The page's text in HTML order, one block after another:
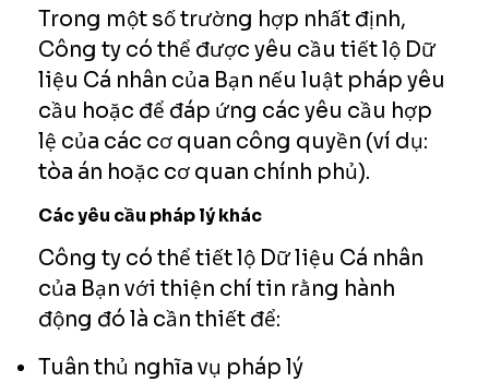
Trong một số trường hợp nhất định,
Công ty có thể được yêu cầu tiết lộ Dữ
liệu Cá nhân của Bạn nếu luật pháp yêu
cầu hoặc để đáp ứng các yêu cầu hợp
lệ của các cơ quan công quyền (ví dụ:
tòa án hoặc cơ quan chính phủ).
Các yêu cầu pháp lý khác
Công ty có thể tiết lộ Dữ liệu Cá nhân
của Bạn với thiện chí tin rằng hành
động đó là cần thiết để:
Tuân thủ nghĩa vụ pháp lý